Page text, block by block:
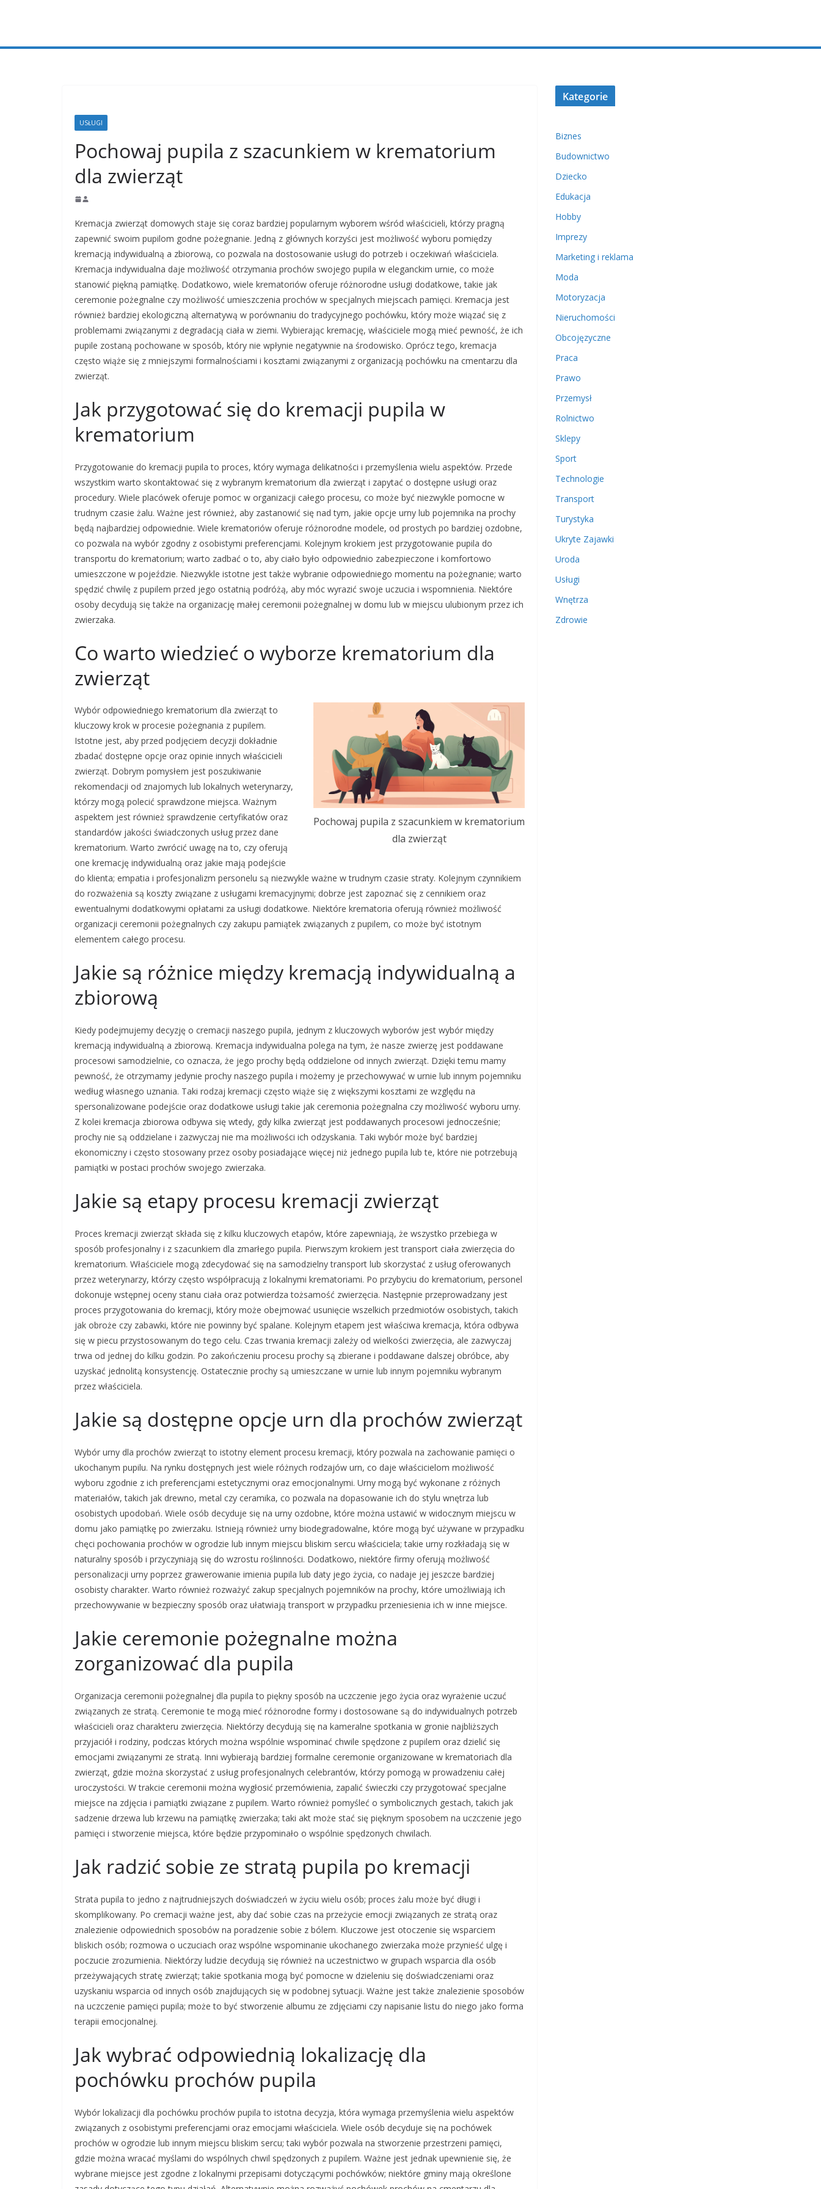
USŁUGI
Pochowaj pupila z szacunkiem w krematorium
dla zwierząt
Kremacja zwierząt domowych staje się coraz bardziej popularnym wyborem wśród właścicieli, którzy pragną
zapewnić swoim pupilom godne pożegnanie. Jedną z głównych korzyści jest możliwość wyboru pomiędzy
kremacją indywidualną a zbiorową, co pozwala na dostosowanie usługi do potrzeb i oczekiwań właściciela.
Kremacja indywidualna daje możliwość otrzymania prochów swojego pupila w eleganckim urnie, co może
stanowić piękną pamiątkę. Dodatkowo, wiele krematoriów oferuje różnorodne usługi dodatkowe, takie jak
ceremonie pożegnalne czy możliwość umieszczenia prochów w specjalnych miejscach pamięci. Kremacja jest
również bardziej ekologiczną alternatywą w porównaniu do tradycyjnego pochówku, który może wiązać się z
problemami związanymi z degradacją ciała w ziemi. Wybierając kremację, właściciele mogą mieć pewność, że ich
pupile zostaną pochowane w sposób, który nie wpłynie negatywnie na środowisko. Oprócz tego, kremacja
często wiąże się z mniejszymi formalnościami i kosztami związanymi z organizacją pochówku na cmentarzu dla
zwierząt.
Jak przygotować się do kremacji pupila w
krematorium
Przygotowanie do kremacji pupila to proces, który wymaga delikatności i przemyślenia wielu aspektów. Przede
wszystkim warto skontaktować się z wybranym krematorium dla zwierząt i zapytać o dostępne usługi oraz
procedury. Wiele placówek oferuje pomoc w organizacji całego procesu, co może być niezwykle pomocne w
trudnym czasie żalu. Ważne jest również, aby zastanowić się nad tym, jakie opcje urny lub pojemnika na prochy
będą najbardziej odpowiednie. Wiele krematoriów oferuje różnorodne modele, od prostych po bardziej ozdobne,
co pozwala na wybór zgodny z osobistymi preferencjami. Kolejnym krokiem jest przygotowanie pupila do
transportu do krematorium; warto zadbać o to, aby ciało było odpowiednio zabezpieczone i komfortowo
umieszczone w pojeździe. Niezwykle istotne jest także wybranie odpowiedniego momentu na pożegnanie; warto
spędzić chwilę z pupilem przed jego ostatnią podróżą, aby móc wyrazić swoje uczucia i wspomnienia. Niektóre
osoby decydują się także na organizację małej ceremonii pożegnalnej w domu lub w miejscu ulubionym przez ich
zwierzaka.
Co warto wiedzieć o wyborze krematorium dla
zwierząt
Pochowaj pupila z szacunkiem w krematorium
dla zwierząt
Wybór odpowiedniego krematorium dla zwierząt to
kluczowy krok w procesie pożegnania z pupilem.
Istotne jest, aby przed podjęciem decyzji dokładnie
zbadać dostępne opcje oraz opinie innych właścicieli
zwierząt. Dobrym pomysłem jest poszukiwanie
rekomendacji od znajomych lub lokalnych weterynarzy,
którzy mogą polecić sprawdzone miejsca. Ważnym
aspektem jest również sprawdzenie certyfikatów oraz
standardów jakości świadczonych usług przez dane
krematorium. Warto zwrócić uwagę na to, czy oferują
one kremację indywidualną oraz jakie mają podejście
do klienta; empatia i profesjonalizm personelu są niezwykle ważne w trudnym czasie straty. Kolejnym czynnikiem
do rozważenia są koszty związane z usługami kremacyjnymi; dobrze jest zapoznać się z cennikiem oraz
ewentualnymi dodatkowymi opłatami za usługi dodatkowe. Niektóre krematoria oferują również możliwość
organizacji ceremonii pożegnalnych czy zakupu pamiątek związanych z pupilem, co może być istotnym
elementem całego procesu.
Jakie są różnice między kremacją indywidualną a
zbiorową
Kiedy podejmujemy decyzję o cremacji naszego pupila, jednym z kluczowych wyborów jest wybór między
kremacją indywidualną a zbiorową. Kremacja indywidualna polega na tym, że nasze zwierzę jest poddawane
procesowi samodzielnie, co oznacza, że jego prochy będą oddzielone od innych zwierząt. Dzięki temu mamy
pewność, że otrzymamy jedynie prochy naszego pupila i możemy je przechowywać w urnie lub innym pojemniku
według własnego uznania. Taki rodzaj kremacji często wiąże się z większymi kosztami ze względu na
spersonalizowane podejście oraz dodatkowe usługi takie jak ceremonia pożegnalna czy możliwość wyboru urny.
Z kolei kremacja zbiorowa odbywa się wtedy, gdy kilka zwierząt jest poddawanych procesowi jednocześnie;
prochy nie są oddzielane i zazwyczaj nie ma możliwości ich odzyskania. Taki wybór może być bardziej
ekonomiczny i często stosowany przez osoby posiadające więcej niż jednego pupila lub te, które nie potrzebują
pamiątki w postaci prochów swojego zwierzaka.
Jakie są etapy procesu kremacji zwierząt
Proces kremacji zwierząt składa się z kilku kluczowych etapów, które zapewniają, że wszystko przebiega w
sposób profesjonalny i z szacunkiem dla zmarłego pupila. Pierwszym krokiem jest transport ciała zwierzęcia do
krematorium. Właściciele mogą zdecydować się na samodzielny transport lub skorzystać z usług oferowanych
przez weterynarzy, którzy często współpracują z lokalnymi krematoriami. Po przybyciu do krematorium, personel
dokonuje wstępnej oceny stanu ciała oraz potwierdza tożsamość zwierzęcia. Następnie przeprowadzany jest
proces przygotowania do kremacji, który może obejmować usunięcie wszelkich przedmiotów osobistych, takich
jak obroże czy zabawki, które nie powinny być spalane. Kolejnym etapem jest właściwa kremacja, która odbywa
się w piecu przystosowanym do tego celu. Czas trwania kremacji zależy od wielkości zwierzęcia, ale zazwyczaj
trwa od jednej do kilku godzin. Po zakończeniu procesu prochy są zbierane i poddawane dalszej obróbce, aby
uzyskać jednolitą konsystencję. Ostatecznie prochy są umieszczane w urnie lub innym pojemniku wybranym
przez właściciela.
Jakie są dostępne opcje urn dla prochów zwierząt
Wybór urny dla prochów zwierząt to istotny element procesu kremacji, który pozwala na zachowanie pamięci o
ukochanym pupilu. Na rynku dostępnych jest wiele różnych rodzajów urn, co daje właścicielom możliwość
wyboru zgodnie z ich preferencjami estetycznymi oraz emocjonalnymi. Urny mogą być wykonane z różnych
materiałów, takich jak drewno, metal czy ceramika, co pozwala na dopasowanie ich do stylu wnętrza lub
osobistych upodobań. Wiele osób decyduje się na urny ozdobne, które można ustawić w widocznym miejscu w
domu jako pamiątkę po zwierzaku. Istnieją również urny biodegradowalne, które mogą być używane w przypadku
chęci pochowania prochów w ogrodzie lub innym miejscu bliskim sercu właściciela; takie urny rozkładają się w
naturalny sposób i przyczyniają się do wzrostu roślinności. Dodatkowo, niektóre firmy oferują możliwość
personalizacji urny poprzez grawerowanie imienia pupila lub daty jego życia, co nadaje jej jeszcze bardziej
osobisty charakter. Warto również rozważyć zakup specjalnych pojemników na prochy, które umożliwiają ich
przechowywanie w bezpieczny sposób oraz ułatwiają transport w przypadku przeniesienia ich w inne miejsce.
Jakie ceremonie pożegnalne można
zorganizować dla pupila
Organizacja ceremonii pożegnalnej dla pupila to piękny sposób na uczczenie jego życia oraz wyrażenie uczuć
związanych ze stratą. Ceremonie te mogą mieć różnorodne formy i dostosowane są do indywidualnych potrzeb
właścicieli oraz charakteru zwierzęcia. Niektórzy decydują się na kameralne spotkania w gronie najbliższych
przyjaciół i rodziny, podczas których można wspólnie wspominać chwile spędzone z pupilem oraz dzielić się
emocjami związanymi ze stratą. Inni wybierają bardziej formalne ceremonie organizowane w krematoriach dla
zwierząt, gdzie można skorzystać z usług profesjonalnych celebrantów, którzy pomogą w prowadzeniu całej
uroczystości. W trakcie ceremonii można wygłosić przemówienia, zapalić świeczki czy przygotować specjalne
miejsce na zdjęcia i pamiątki związane z pupilem. Warto również pomyśleć o symbolicznych gestach, takich jak
sadzenie drzewa lub krzewu na pamiątkę zwierzaka; taki akt może stać się pięknym sposobem na uczczenie jego
pamięci i stworzenie miejsca, które będzie przypominało o wspólnie spędzonych chwilach.
Jak radzić sobie ze stratą pupila po kremacji
Strata pupila to jedno z najtrudniejszych doświadczeń w życiu wielu osób; proces żalu może być długi i
skomplikowany. Po cremacji ważne jest, aby dać sobie czas na przeżycie emocji związanych ze stratą oraz
znalezienie odpowiednich sposobów na poradzenie sobie z bólem. Kluczowe jest otoczenie się wsparciem
bliskich osób; rozmowa o uczuciach oraz wspólne wspominanie ukochanego zwierzaka może przynieść ulgę i
poczucie zrozumienia. Niektórzy ludzie decydują się również na uczestnictwo w grupach wsparcia dla osób
przeżywających stratę zwierząt; takie spotkania mogą być pomocne w dzieleniu się doświadczeniami oraz
uzyskaniu wsparcia od innych osób znajdujących się w podobnej sytuacji. Ważne jest także znalezienie sposobów
na uczczenie pamięci pupila; może to być stworzenie albumu ze zdjęciami czy napisanie listu do niego jako forma
terapii emocjonalnej.
Jak wybrać odpowiednią lokalizację dla
pochówku prochów pupila
Wybór lokalizacji dla pochówku prochów pupila to istotna decyzja, która wymaga przemyślenia wielu aspektów
związanych z osobistymi preferencjami oraz emocjami właściciela. Wiele osób decyduje się na pochówek
prochów w ogrodzie lub innym miejscu bliskim sercu; taki wybór pozwala na stworzenie przestrzeni pamięci,
gdzie można wracać myślami do wspólnych chwil spędzonych z pupilem. Ważne jest jednak upewnienie się, że
wybrane miejsce jest zgodne z lokalnymi przepisami dotyczącymi pochówków; niektóre gminy mają określone
Kategorie
Biznes
Budownictwo
Dziecko
Edukacja
Hobby
Imprezy
Marketing i reklama
Moda
Motoryzacja
Nieruchomości
Obcojęzyczne
Praca
Prawo
Przemysł
Rolnictwo
Sklepy
Sport
Technologie
Transport
Turystyka
Ukryte Zajawki
Uroda
Usługi
Wnętrza
Zdrowie